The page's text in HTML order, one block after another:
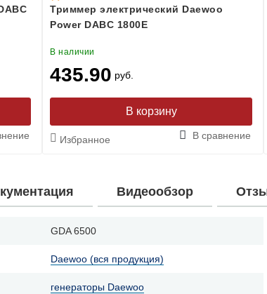
Триммер электрический Daewoo
Power DABC 1800E
В наличии
435.90 руб.
Избранное В сравнение
Видеообзор
GDA 6500
Daewoo (вся продукция)
генераторы Daewoo